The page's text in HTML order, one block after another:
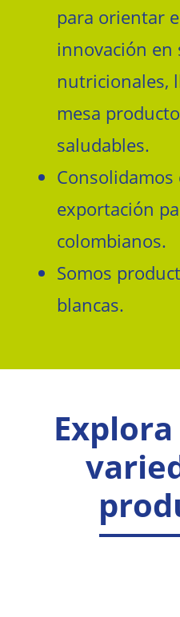
para orientar
innovación en
nutricionales,
mesa
saludables.
Consolidamos
exportación
colombianos.
Somos
blancas.